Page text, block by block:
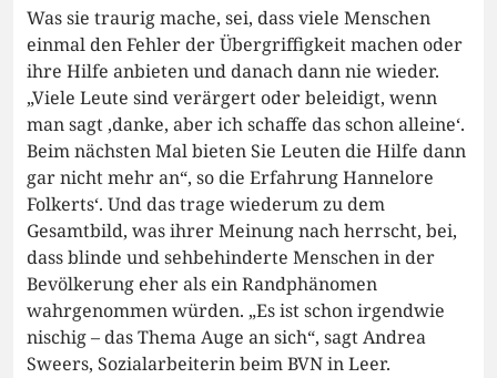
Was sie traurig mache, sei, dass viele Menschen
einmal den Fehler der Übergriffigkeit machen oder
ihre Hilfe anbieten und danach dann nie wieder.
„Viele Leute sind verärgert oder beleidigt, wenn
man sagt ‚danke, aber ich schaffe das schon alleine‘.
Beim nächsten Mal bieten Sie Leuten die Hilfe dann
gar nicht mehr an“, so die Erfahrung Hannelore
Folkerts‘. Und das trage wiederum zu dem
Gesamtbild, was ihrer Meinung nach herrscht, bei,
dass blinde und sehbehinderte Menschen in der
Bevölkerung eher als ein Randphänomen
wahrgenommen würden. „Es ist schon irgendwie
nischig – das Thema Auge an sich“, sagt Andrea
Sweers, Sozialarbeiterin beim BVN in Leer.